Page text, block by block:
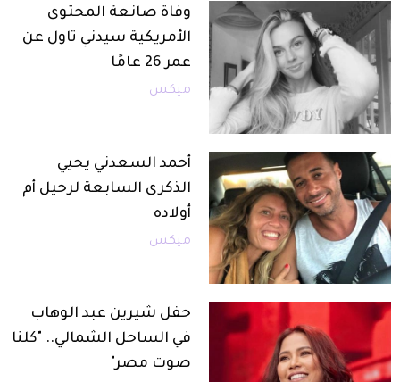
وفاة صانعة المحتوى
الأمريكية سيدني تاول عن
عمر 26 عامًا
ميكس
أحمد السعدني يحيي
الذكرى السابعة لرحيل أم
أولاده
ميكس
حفل شيرين عبد الوهاب
في الساحل الشمالي.. "كلنا
صوت مصر"